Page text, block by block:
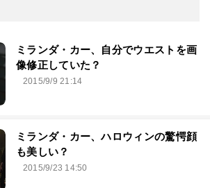
ミランダ・カー、自分でウエストを画
像修正していた？
2015/9/9 21:14
ミランダ・カー、ハロウィンの驚愕顔
も美しい？
2015/9/23 14:50